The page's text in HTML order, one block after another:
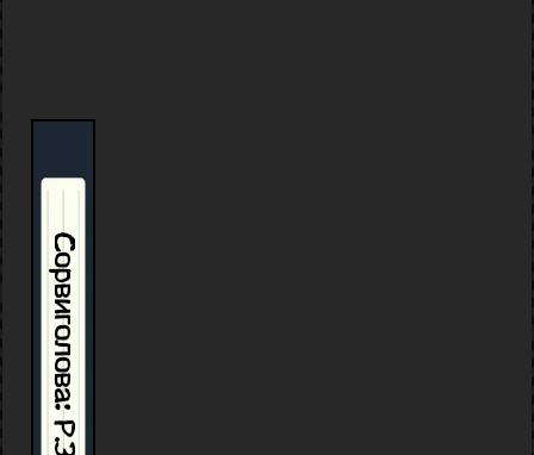
Сорвиголова: Р.З.